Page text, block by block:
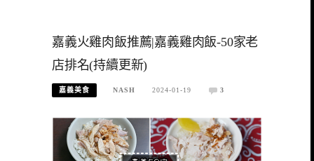
嘉義火雞肉飯推薦|嘉義雞肉飯-50家老
店排名(持續更新)
嘉義美食 NASH 2024-01-19 3